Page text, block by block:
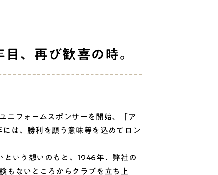
、再び歓喜の時。
フォームスポンサーを開始、「ア
は、勝利を願う意味等を込めてロン
いう想いのもと、1946年、弊社の
もないところからクラブを立ち上